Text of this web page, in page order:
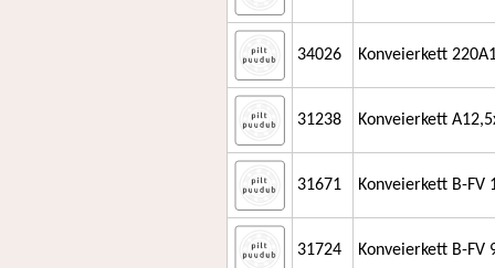
34026 Konveierkett
31238 Konveierkett
31671 Konveierkett B-FV
31724 Konveierkett B-FV